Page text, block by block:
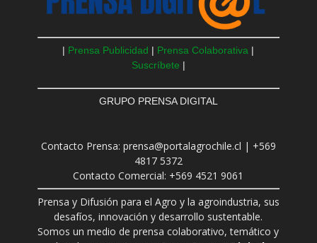
| Prensa Publicidad | Prensa Colaborativa |
Suscríbete |
GRUPO PRENSA DIGITAL
Contacto Prensa: prensa@portalagrochile.cl | +569
4817 5372
Contacto Comercial: +569 4521 9061
Prensa y Difusión para el Agro y la agroindustria, sus
desafíos, innovación y desarrollo sustentable.
Somos un medio de prensa colaborativo, temático y